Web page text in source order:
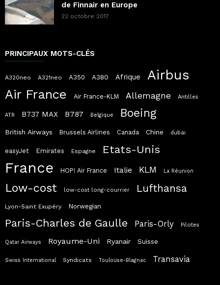
de Finnair en Europe
22 octobre 2017
PRINCIPAUX MOTS-CLÉS
A320neo A321neo A350 A380 Afrique Airbus
Air France Air France-KLM Allemagne Antilles
ATR B737 MAX B787 Belgique Boeing
British Airways Brussels Airlines Canada Chine dubai
easyJet Emirates Espagne Etats-Unis
France HOP! Air France Italie KLM La Réunion
Low-cost low-cost long-courrier Lufthansa
Lyon-Saint Exupéry Norwegian
Paris-Charles de Gaulle Paris-Orly Pilotes
Qatar Airways Royaume-Uni Ryanair Suisse
Swiss International Syndicats Toulouse-Blagnac Transavia